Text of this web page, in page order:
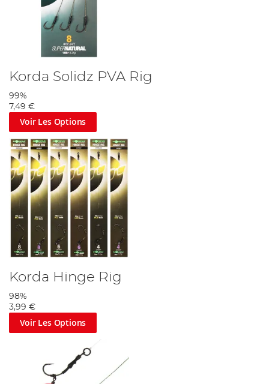
Korda Solidz PVA Rig
99%
7,49 €
Voir Les Options
Korda Hinge Rig
98%
3,99 €
Voir Les Options